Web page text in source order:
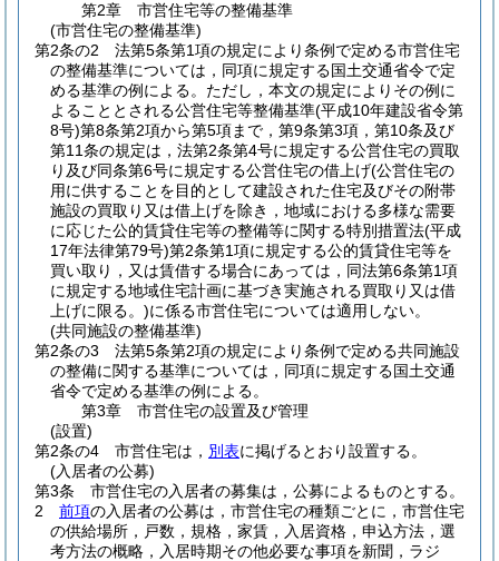
第2章
市営住宅等の整備基準
(市営住宅の整備基準)
第2条の2
法第5条第1項の規定により条例で定める市営住宅
の整備基準については，同項に規定する国土交通省令で定
める基準の例による。 ただし，本文の規定によりその例に
よることとされる公営住宅等整備基準(平成10年建設省令第
8号)第8条第2項から第5項まで，第9条第3項，第10条及び
第11条の規定は，法第2条第4号に規定する公営住宅の買取
り及び同条第6号に規定する公営住宅の借上げ(公営住宅の
用に供することを目的として建設された住宅及びその附帯
施設の買取り又は借上げを除き，地域における多様な需要
に応じた公的賃貸住宅等の整備等に関する特別措置法(平成
17年法律第79号)第2条第1項に規定する公的賃貸住宅等を
買い取り，又は賃借する場合にあっては，同法第6条第1項
に規定する地域住宅計画に基づき実施される買取り又は借
上げに限る。)に係る市営住宅については適用しない。
(共同施設の整備基準)
第2条の3
法第5条第2項の規定により条例で定める共同施設
の整備に関する基準については，同項に規定する国土交通
省令で定める基準の例による。
第3章
市営住宅の設置及び管理
(設置)
第2条の4
市営住宅は， 別表に掲げるとおり設置する。
(入居者の公募)
第3条
市営住宅の入居者の募集は，公募によるものとする。
2
前項の入居者の公募は，市営住宅の種類ごとに，市営住宅
の供給場所，戸数，規格，家賃，入居資格，申込方法，選
考方法の概略，入居時期その他必要な事項を新聞，ラジ